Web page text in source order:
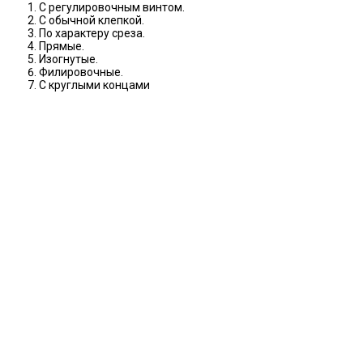
С регулировочным винтом.
С обычной клепкой.
По характеру среза.
Прямые.
Изогнутые.
Филировочные.
С круглыми концами